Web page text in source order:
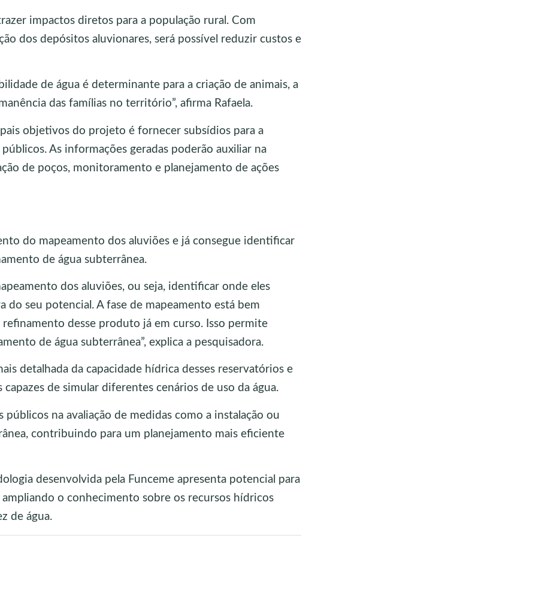
impactos diretos para a população rural. Com
dos depósitos aluvionares, será possível reduzir custos e
de água é determinante para a criação de animais, a
das famílias no território”, afirma Rafaela.
objetivos do projeto é fornecer subsídios para a
As informações geradas poderão auxiliar na
de poços, monitoramento e planejamento de ações
do mapeamento dos aluviões e já consegue identificar
de água subterrânea.
dos aluviões, ou seja, identificar onde eles
do seu potencial. A fase de mapeamento está bem
desse produto já em curso. Isso permite
de água subterrânea”, explica a pesquisadora.
detalhada da capacidade hídrica desses reservatórios e
de simular diferentes cenários de uso da água.
públicos na avaliação de medidas como a instalação ou
contribuindo para um planejamento mais eficiente
desenvolvida pela Funceme apresenta potencial para
o conhecimento sobre os recursos hídricos
de água.